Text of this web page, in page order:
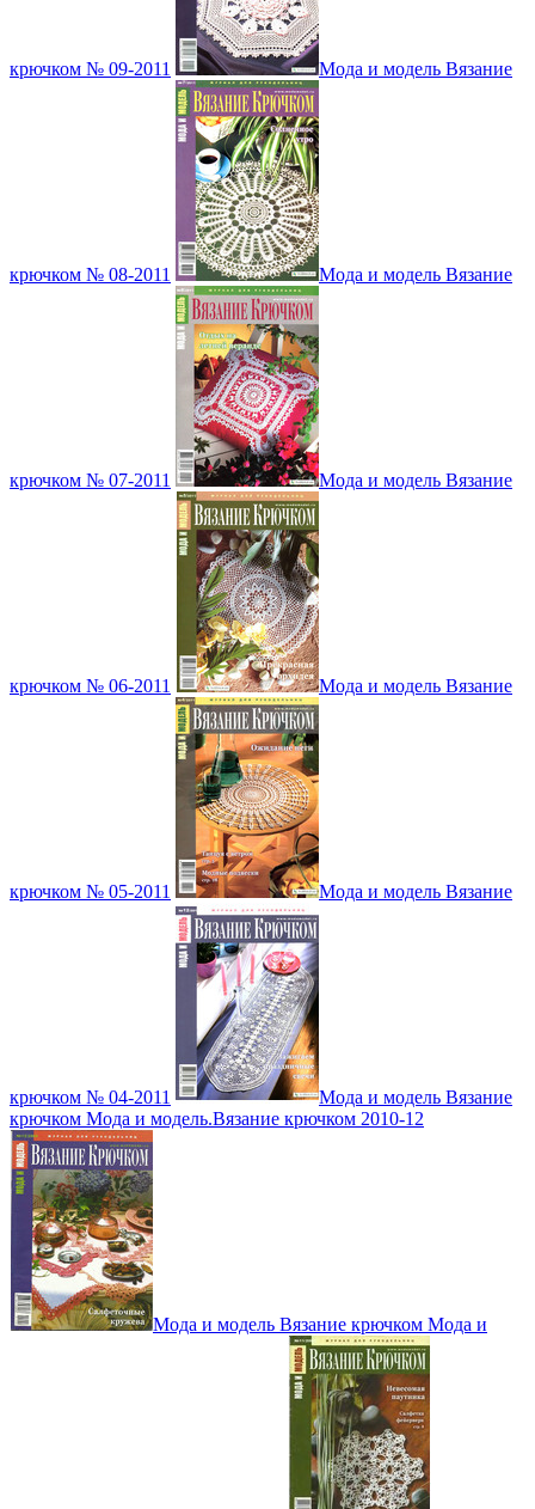
крючком № 09-2011 Мода и модель Вязание
крючком № 08-2011 Мода и модель Вязание
крючком № 07-2011 Мода и модель Вязание
крючком № 06-2011 Мода и модель Вязание
крючком № 05-2011 Мода и модель Вязание
крючком № 04-2011
Мода и модель Вязание
крючком Мода и модель.Вязание крючком 2010-12
Мода и модель Вязание крючком Мода и